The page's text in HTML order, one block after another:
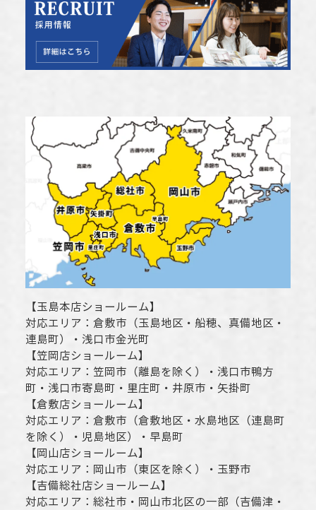
【玉島本店ショールーム】
対応エリア： 倉敷市 （玉島地区・船穂、真備地区・
連島町）・ 浅口市金光町
【笠岡店ショールーム】
対応エリア： 笠岡市（離島を除く） ・ 浅口市鴨方
町・ 浅口市寄島町・里庄町・ 井原市 ・矢掛町
【倉敷店ショールーム】
対応エリア： 倉敷市 （倉敷地区・水島地区（連島町
を除く）・児島地区）・早島町
【岡山店ショールーム】
対応エリア： 岡山市 （東区を除く）・玉野市
【吉備総社店ショールーム】
対応エリア： 総社市 ・ 岡山市北区の一部（吉備津・